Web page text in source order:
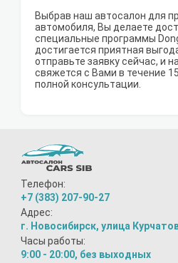
Выбрав наш автосалон для
автомобиля, Вы делаете
специальные программы
достигается приятная
отправьте заявку сейчас, и
свяжется с Вами в течение
полной консультации.
Телефон:
+7 (383) 207-90-27
Адрес:
г. Новосибирск, улица
Часы работы:
9:00 - 20:00, без выходных